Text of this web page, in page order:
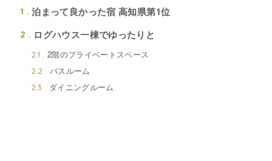
1 泊まって良かった宿 高知県第1位
2 ログハウス一棟でゆったりと
2.1 2階のプライベートスペース
2.2 バスルーム
2.3 ダイニングルーム